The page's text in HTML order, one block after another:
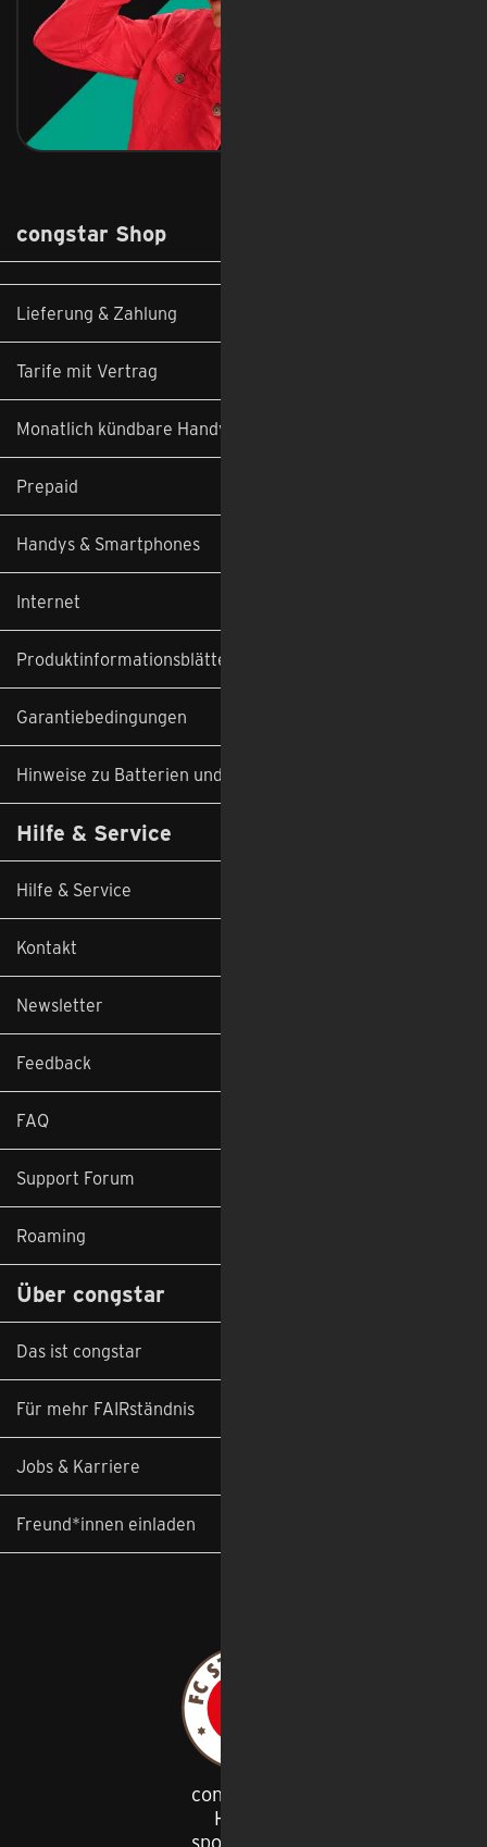
congstar Shop
Lieferung & Zahlung
Tarife mit Vertrag
Monatlich kündbare Handyverträge
Prepaid
Handys & Smartphones
Internet
Produktinformationsblätter
Garantiebedingungen
Hinweise zu Batterien und Altgeräten
Hilfe & Service
Hilfe & Service
Kontakt
Newsletter
Feedback
FAQ
Support Forum
Roaming
Über congstar
Das ist congstar
Für mehr FAIRständnis
Jobs & Karriere
Freund*innen einladen
congstar ist
Haupt